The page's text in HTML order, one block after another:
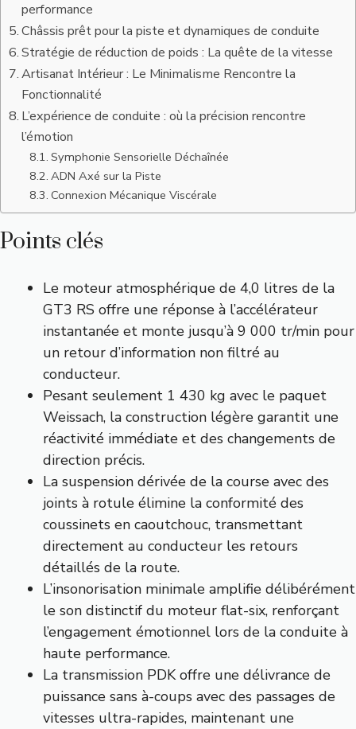
performance
Châssis prêt pour la piste et dynamiques de conduite
Stratégie de réduction de poids : La quête de la vitesse
Artisanat Intérieur : Le Minimalisme Rencontre la
Fonctionnalité
L’expérience de conduite : où la précision rencontre
l’émotion
Symphonie Sensorielle Déchaînée
ADN Axé sur la Piste
Connexion Mécanique Viscérale
Points clés
Le moteur atmosphérique de 4,0 litres de la
GT3 RS offre une réponse à l’accélérateur
instantanée et monte jusqu’à 9 000 tr/min pour
un retour d’information non filtré au
conducteur.
Pesant seulement 1 430 kg avec le paquet
Weissach, la construction légère garantit une
réactivité immédiate et des changements de
direction précis.
La suspension dérivée de la course avec des
joints à rotule élimine la conformité des
coussinets en caoutchouc, transmettant
directement au conducteur les retours
détaillés de la route.
L’insonorisation minimale amplifie délibérément
le son distinctif du moteur flat-six, renforçant
l’engagement émotionnel lors de la conduite à
haute performance.
La transmission PDK offre une délivrance de
puissance sans à-coups avec des passages de
vitesses ultra-rapides, maintenant une